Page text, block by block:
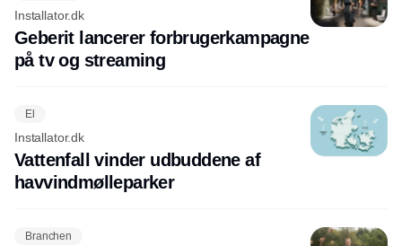
Installator.dk
Geberit lancerer forbrugerkampagne
på tv og streaming
El
Installator.dk
Vattenfall vinder udbuddene af
havvindmølleparker
Branchen